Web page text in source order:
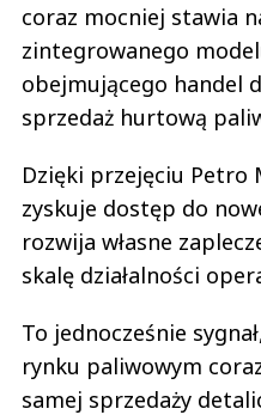
coraz mocniej stawia
zintegrowanego
obejmującego handel
sprzedaż hurtową
Dzięki przejęciu Petro
zyskuje dostęp do
rozwija własne
skalę działalności
To jednocześnie
rynku paliwowym
samej sprzedaży